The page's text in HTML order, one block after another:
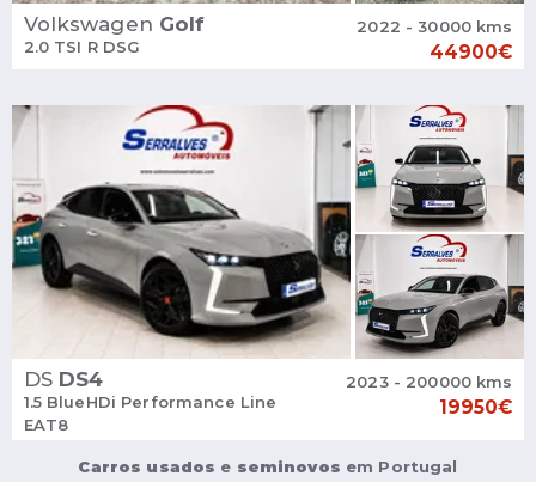
Volkswagen Golf
2.0 TSI R DSG
2022 - 30000 kms
44900€
DS DS4
1.5 BlueHDi Performance Line
EAT8
2023 - 200000 kms
19950€
Carros usados e seminovos em Portugal